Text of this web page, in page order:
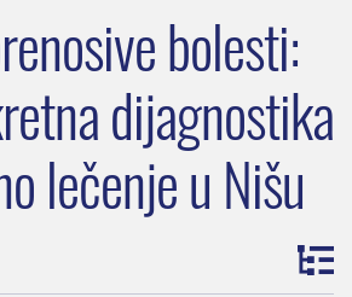
bolesti:
dijagnostika
lečenje u Nišu